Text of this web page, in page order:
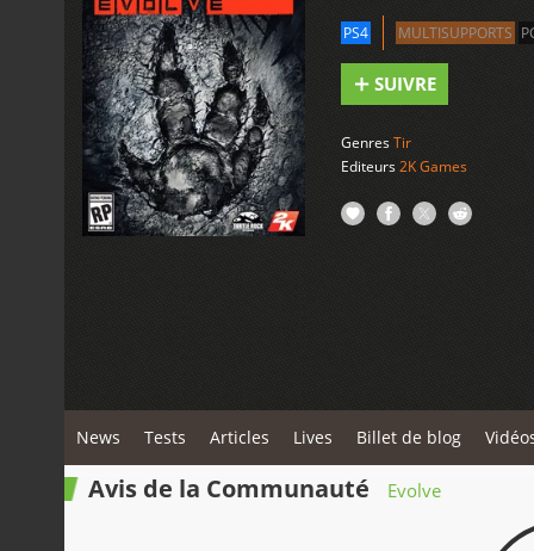
PS4 MULTISUPPORTS
SUIVRE
GenresTir
Editeurs2K Games
News Tests Articles Lives Billet de blog
Avis de la Communauté Evolve